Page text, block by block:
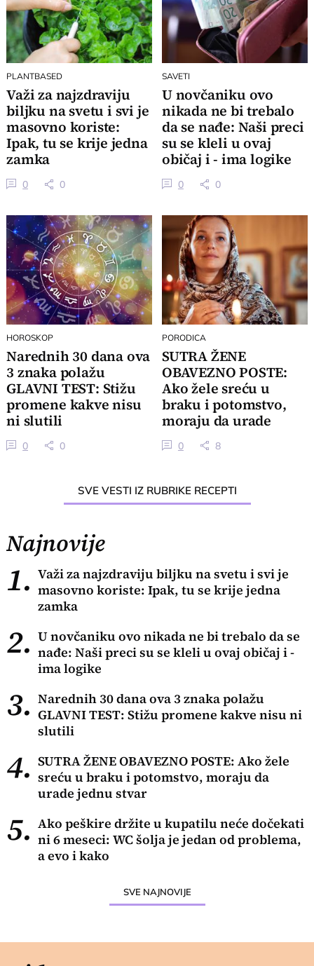
PLANTBASED
Važi za najzdraviju
biljku na svetu i svi je
masovno koriste:
Ipak, tu se krije jedna
zamka
0 0
SAVETI
U novčaniku ovo
nikada ne bi trebalo
da se nađe: Naši preci
su se kleli u ovaj
običaj i - ima logike
0 0
HOROSKOP
Narednih 30 dana ova
3 znaka polažu
GLAVNI TEST: Stižu
promene kakve nisu
ni slutili
0 0
PORODICA
SUTRA ŽENE
OBAVEZNO POSTE:
Ako žele sreću u
braku i potomstvo,
moraju da urade
jednu stvar
0 8
SVE VESTI IZ RUBRIKE RECEPTI
Najnovije
1. Važi za najzdraviju biljku na svetu i svi je
masovno koriste: Ipak, tu se krije jedna
zamka
2. U novčaniku ovo nikada ne bi trebalo da se
nađe: Naši preci su se kleli u ovaj običaj i -
ima logike
3. Narednih 30 dana ova 3 znaka polažu
GLAVNI TEST: Stižu promene kakve nisu ni
slutili
4. SUTRA ŽENE OBAVEZNO POSTE: Ako žele
sreću u braku i potomstvo, moraju da
urade jednu stvar
5. Ako peškire držite u kupatilu neće dočekati
ni 6 meseci: WC šolja je jedan od problema,
a evo i kako
SVE NAJNOVIJE